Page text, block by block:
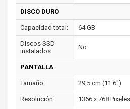
DISCO DURO
Capacidad total: 64 GB
Discos SSD
instalados:
No
PANTALLA
Tamaño: 29,5 cm (11.6")
Resolución: 1366 x 768 Pixeles